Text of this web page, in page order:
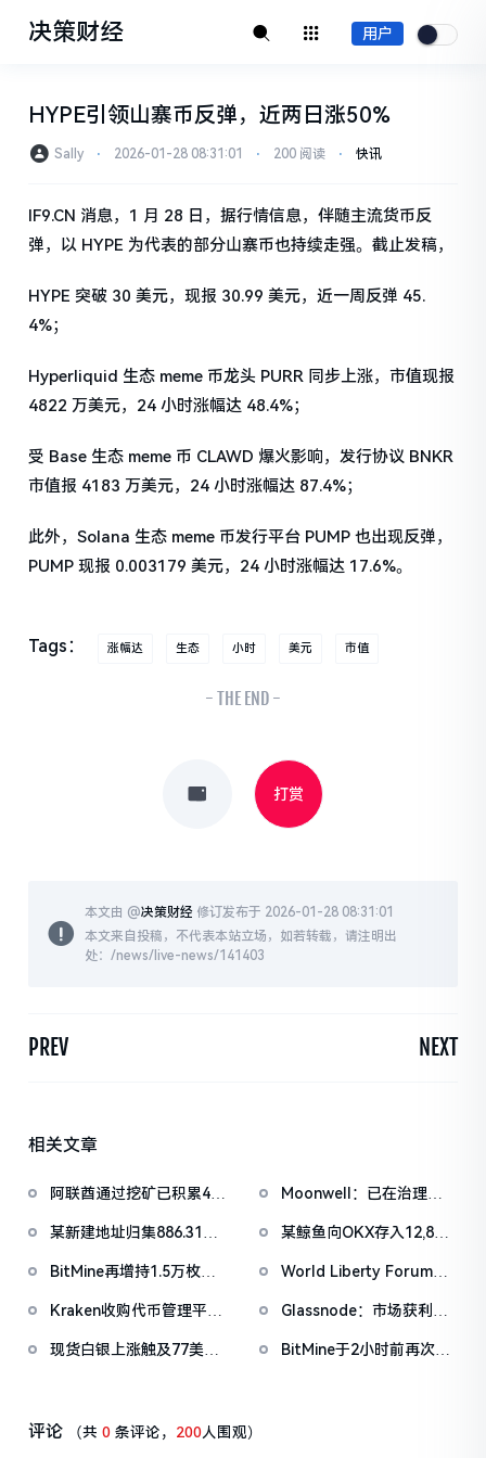
决策财经 用户
HYPE引领山寨币反弹，近两日涨50%
Sally ⋅ 2026-01-28 08:31:01 ⋅ 200 阅读 ⋅ 快讯
IF9.CN 消息，1 月 28 日，据行情信息，伴随主流货币反
弹，以 HYPE 为代表的部分山寨币也持续走强。截止发稿，
HYPE 突破 30 美元，现报 30.99 美元，近一周反弹 45.
4%；
Hyperliquid 生态 meme 币龙头 PURR 同步上涨，市值现报
4822 万美元，24 小时涨幅达 48.4%；
受 Base 生态 meme 币 CLAWD 爆火影响，发行协议 BNKR
市值报 4183 万美元，24 小时涨幅达 87.4%；
此外，Solana 生态 meme 币发行平台 PUMP 也出现反弹，
PUMP 现报 0.003179 美元，24 小时涨幅达 17.6%。
Tags： 涨幅达 生态 小时 美元 市值
- THE END -
打赏
本文由 @决策财经 修订发布于 2026-01-28 08:31:01
本文来自投稿，不代表本站立场，如若转载，请注明出
处：/news/live-news/141403
PREV NEXT
相关文章
阿联酋通过挖矿已积累4.5
Moonwell：已在治理论
分赔偿
某新建地址归集886.31枚
售
某鲸鱼向OKX存入12,840
BitMine再增持1.5万枚
World Liberty Forum开
Trump称加密仍处「起跑
线」
Kraken收购代币管理平台
版图
Glassnode：市场获利了
恐慌性抛售区间
现货白银上涨触及77美元/
BitMine于2小时前再次增
评论 （共0 条评论， 200人围观）